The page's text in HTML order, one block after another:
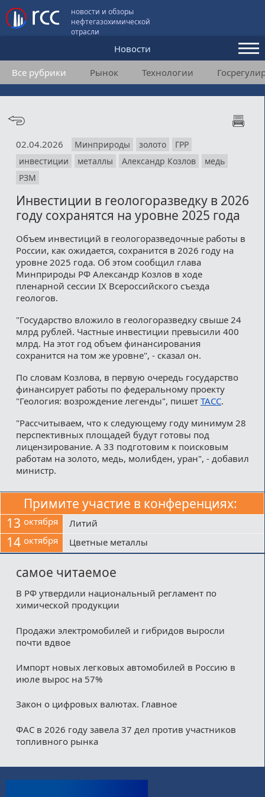
новости и обзоры
нефтегазохимической
отрасли
Новости
Аналитика и мнения
Конференции
Подписка
Медиакит
Контакты
Все рубрики Рынок Технологии
02.04.2026 Минприроды золото
ГРР
инвестиции
металлы Александр Козлов
медь
РЗМ
Инвестиции в геологоразведку в 2026
году сохранятся на уровне 2025 года
Объем инвестиций в геологоразведочные работы в
России, как ожидается, сохранится в 2026 году на
уровне 2025 года. Об этом сообщил глава
Минприроды РФ Александр Козлов в ходе
пленарной сессии IX Всероссийского съезда
геологов.
"Государство вложило в геологоразведку свыше 24
млрд рублей. Частные инвестиции превысили 400
млрд. На этот год объем финансирования
сохранится на том же уровне", - сказал он.
По словам Козлова, в первую очередь государство
финансирует работы по федеральному проекту
"Геология: возрождение легенды", пишет ТАСС.
"Рассчитываем, что к следующему году минимум 28
перспективных площадей будут готовы под
лицензирование. А 33 подготовим к поисковым
работам на золото, медь, молибден, уран", - добавил
министр.
Примите участие в конференциях:
13 октября Литий
14 октября Цветные металлы
самое читаемое
В РФ утвердили национальный регламент по
химической продукции
Продажи электромобилей и гибридов выросли
почти вдвое
Импорт новых легковых автомобилей в Россию в
июле вырос на 57%
Закон о цифровых валютах. Главное
ФАС в 2026 году завела 37 дел против участников
топливного рынка